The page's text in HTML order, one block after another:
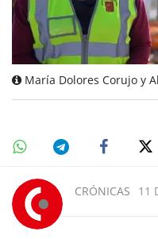
María Dolores Corujo y
CRÓNICAS 11